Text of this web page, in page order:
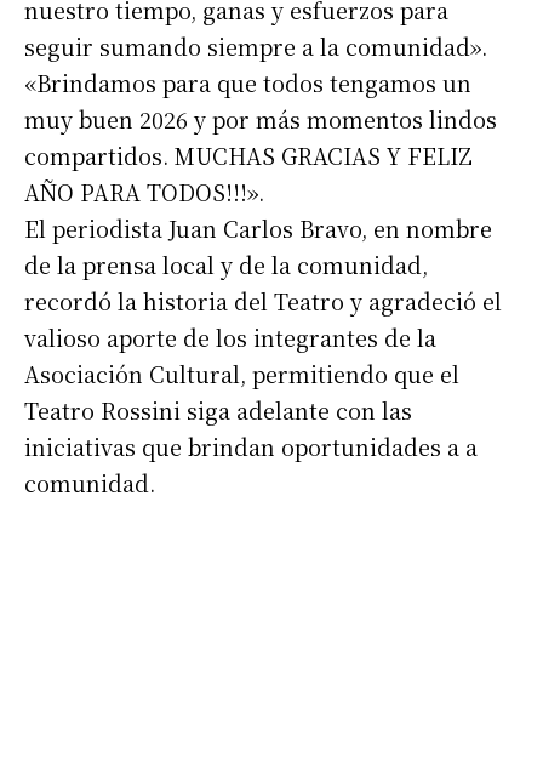
Suscribirme gratis
Dirección de correo electrónico*
Nombre
Apellidos
Número de teléfono
nuestro tiempo, ganas y esfuerzos para
seguir sumando siempre a la comunidad».
«Brindamos para que todos tengamos un
muy buen 2026 y por más momentos lindos
compartidos. MUCHAS GRACIAS Y FELIZ
AÑO PARA TODOS!!!».
El periodista Juan Carlos Bravo, en nombre
de la prensa local y de la comunidad,
recordó la historia del Teatro y agradeció el
valioso aporte de los integrantes de la
Asociación Cultural, permitiendo que el
Teatro Rossini siga adelante con las
iniciativas que brindan oportunidades a a
comunidad.